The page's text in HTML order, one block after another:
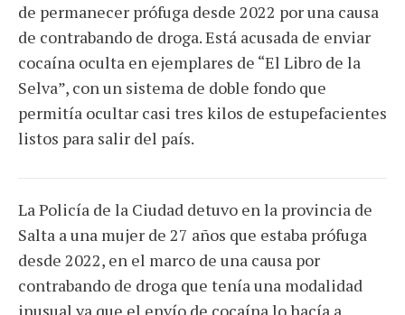
de permanecer prófuga desde 2022 por una causa
de contrabando de droga. Está acusada de enviar
cocaína oculta en ejemplares de “El Libro de la
Selva”, con un sistema de doble fondo que
permitía ocultar casi tres kilos de estupefacientes
listos para salir del país.
La Policía de la Ciudad detuvo en la provincia de
Salta a una mujer de 27 años que estaba prófuga
desde 2022, en el marco de una causa por
contrabando de droga que tenía una modalidad
inusual ya que el envío de cocaína lo hacía a